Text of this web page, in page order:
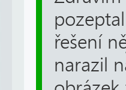
řešení
narazil